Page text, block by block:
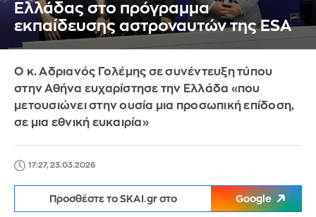
Ελλάδας στο πρόγραμμα
εκπαίδευσης αστροναυτών της ESA
Ο κ. Αδριανός Γολέμης σε συνέντευξη τύπου
στην Αθήνα ευχαρίστησε την Ελλάδα «που
μετουσιώνει στην ουσία μια προσωπική επίδοση,
σε μια εθνική ευκαιρία»
17:27, 23.03.2026
Προσθέστε το SKAI.gr στο Google